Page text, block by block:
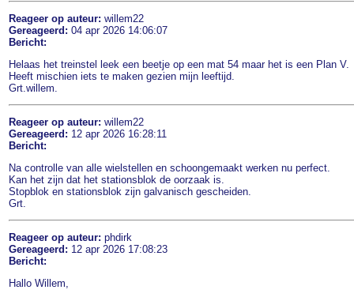
Reageer op auteur: willem22
Gereageerd: 04 apr 2026 14:06:07
Bericht:
Helaas het treinstel leek een beetje op een mat 54 maar het is een Plan V.
Heeft mischien iets te maken gezien mijn leeftijd.
Grt.willem.
Reageer op auteur: willem22
Gereageerd: 12 apr 2026 16:28:11
Bericht:
Na controlle van alle wielstellen en schoongemaakt werken nu perfect.
Kan het zijn dat het stationsblok de oorzaak is.
Stopblok en stationsblok zijn galvanisch gescheiden.
Grt.
Reageer op auteur: phdirk
Gereageerd: 12 apr 2026 17:08:23
Bericht:
Hallo Willem,